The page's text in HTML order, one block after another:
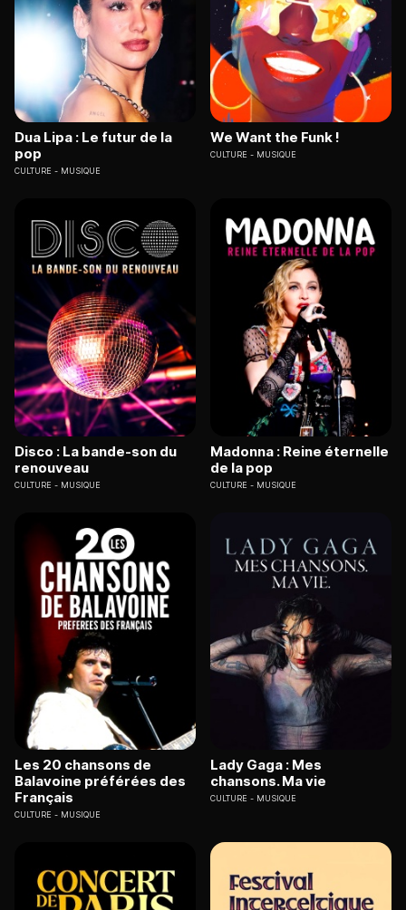
Dua Lipa : Le futur de la
pop
CULTURE MUSIQUE
We Want the Funk !
CULTURE MUSIQUE
Disco : La bande-son du
renouveau
CULTURE MUSIQUE
Madonna : Reine éternelle
de la pop
CULTURE MUSIQUE
Les 20 chansons de
Balavoine préférées des
Français
CULTURE MUSIQUE
Lady Gaga : Mes
chansons. Ma vie
CULTURE MUSIQUE